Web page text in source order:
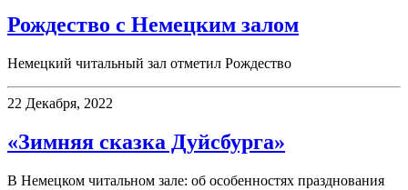
Рождество с Немецким залом
Немецкий читальный зал отметил Рождество
22 Декабря, 2022
«Зимняя сказка Дуйсбурга»
В Немецком читальном зале: об особенностях празднования